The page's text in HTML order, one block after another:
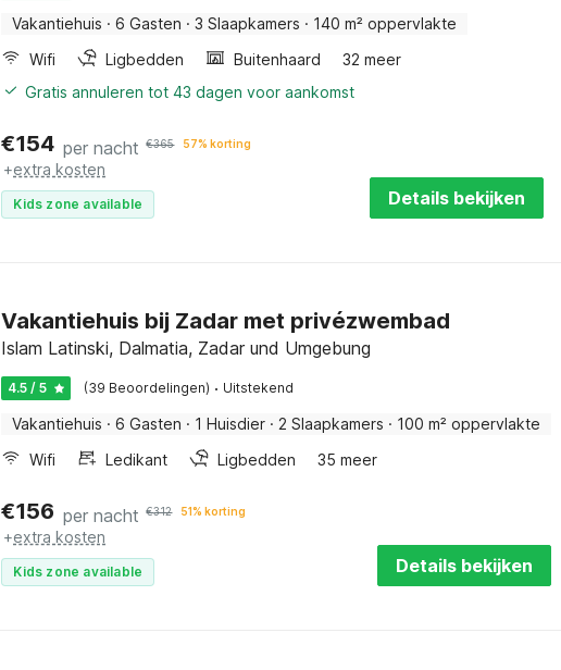
Vakantiehuis · 6 Gasten · 3 Slaapkamers · 140 m² oppervlakte
Wifi
Ligbedden Buitenhaard
32 meer
Gratis annuleren tot 43 dagen voor aankomst
€154 per nacht €365 57% korting
+extra kosten
Kids zone available Details bekijken
Vakantiehuis bij Zadar met privézwembad
Islam Latinski, Dalmatia, Zadar und Umgebung
4.5 / 5 (39 Beoordelingen) · Uitstekend
Vakantiehuis · 6 Gasten · 1 Huisdier · 2 Slaapkamers · 100 m² oppervlakte
Wifi
Ledikant Ligbedden 35 meer
€156 per nacht €312 51% korting
+extra kosten
Kids zone available Details bekijken